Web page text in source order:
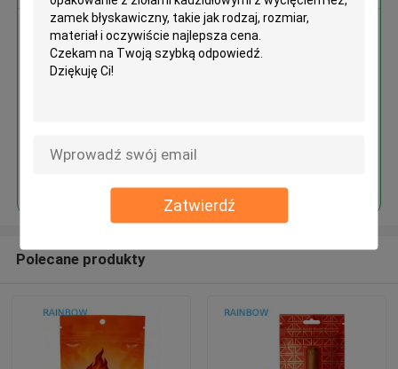
Zatwierdź
Dostosowane opakowanie z
ziołami kadzidłowymi z
Polecane produkty